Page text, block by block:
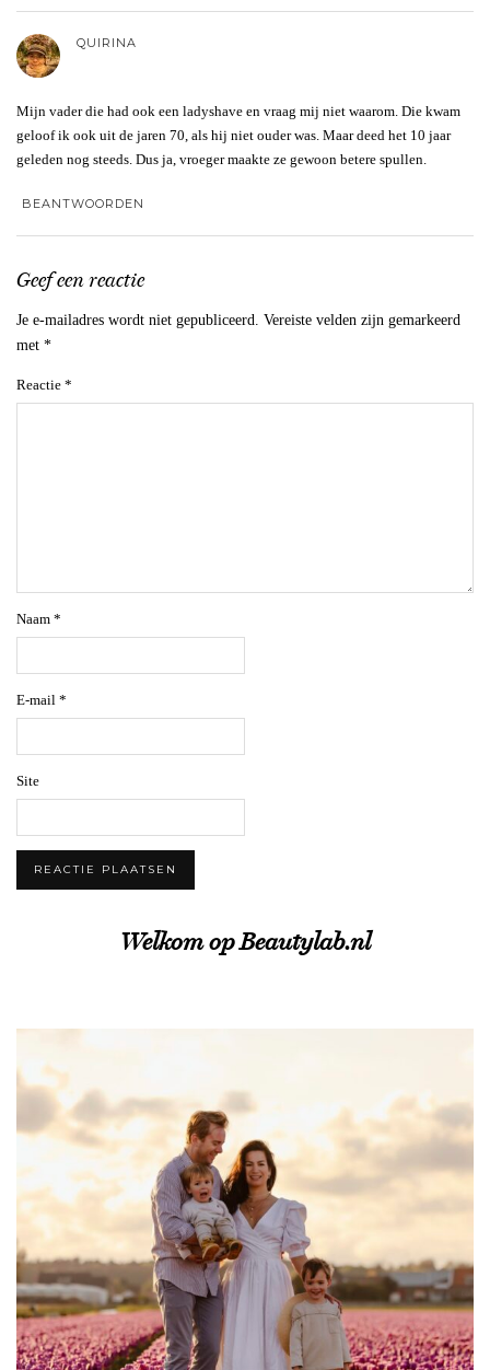
QUIRINA
Mijn vader die had ook een ladyshave en vraag mij niet waarom. Die kwam
geloof ik ook uit de jaren 70, als hij niet ouder was. Maar deed het 10 jaar
geleden nog steeds. Dus ja, vroeger maakte ze gewoon betere spullen.
BEANTWOORDEN
Geef een reactie
Je e-mailadres wordt niet gepubliceerd.
Vereiste velden zijn gemarkeerd
met *
Reactie *
Naam *
E-mail *
Site
Welkom op Beautylab.nl